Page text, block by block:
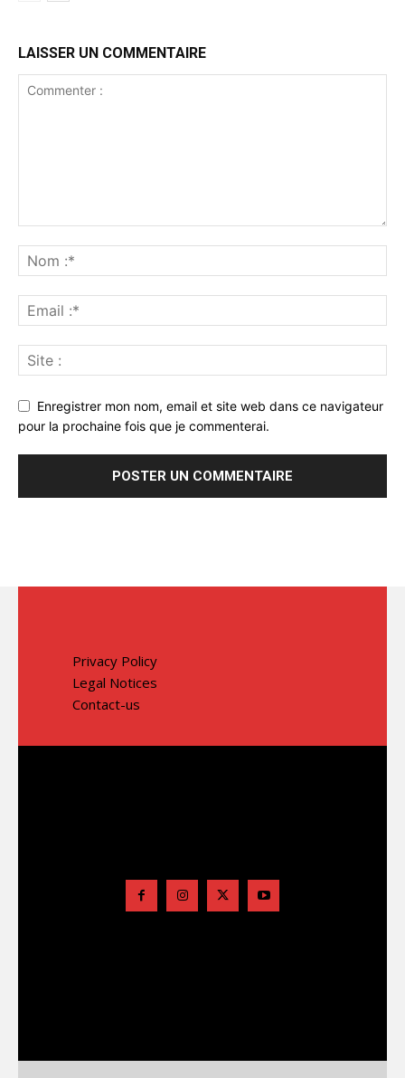
LAISSER UN COMMENTAIRE
Enregistrer mon nom, email et site web dans ce navigateur
pour la prochaine fois que je commenterai.
Privacy Policy
Legal Notices
Contact-us